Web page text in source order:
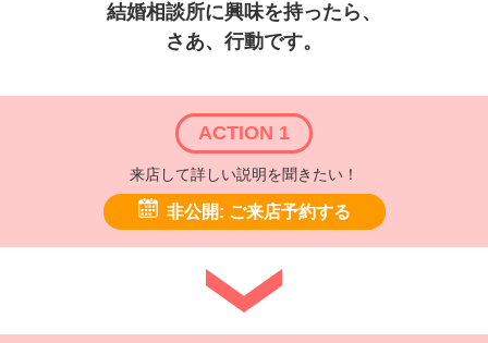
結婚相談所に興味を持ったら、
さあ、行動です。
ACTION 1
来店して詳しい説明を聞きたい！
非公開: ご来店予約する